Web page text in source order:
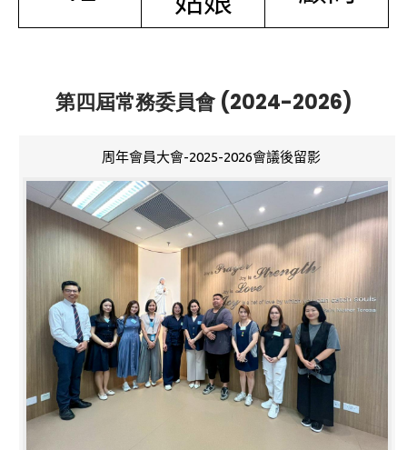
第四屆常務委員會 (2024-2026)
周年會員大會-2025-2026會議後留影